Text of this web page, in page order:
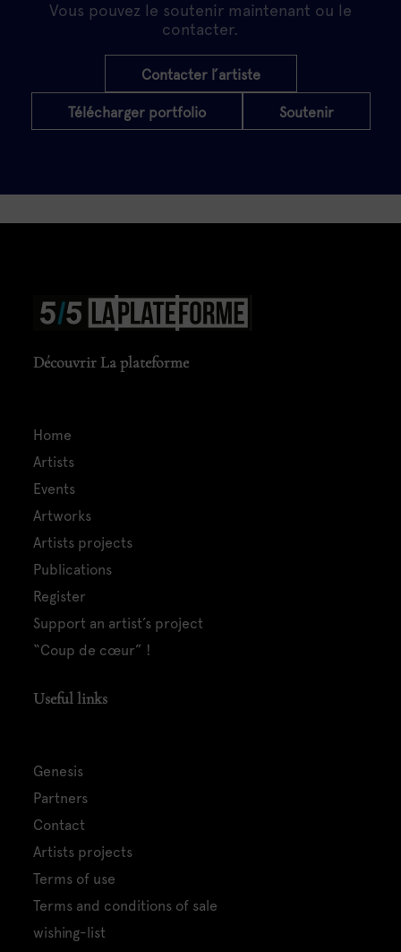
Vous pouvez le soutenir maintenant ou le
contacter.
Contacter l’artiste
Télécharger portfolio Soutenir
Découvrir La plateforme
home
artists
events
artworks
artists projects
publications
register
support an artist’s project
“coup de cœur” !
Useful links
genesis
partners
contact
artists projects
terms of use
terms and conditions of sale
wishing-list